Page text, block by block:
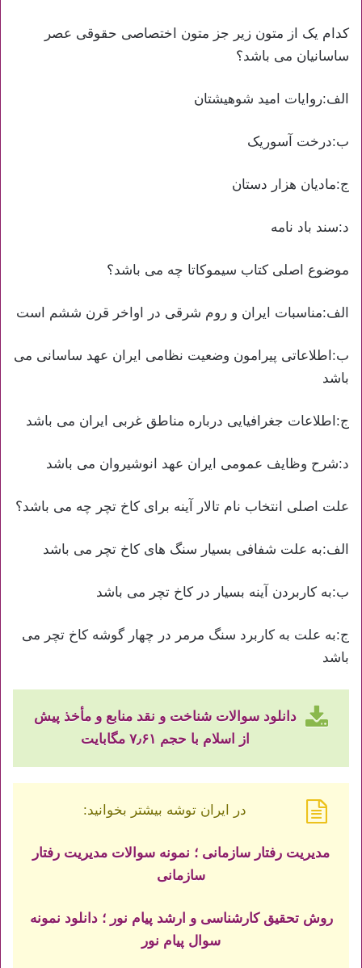
کدام یک از متون زیر جز متون اختصاصی حقوقی عصر
ساسانیان می باشد؟
الف:روایات امید شوهیشتان
ب:درخت آسوریک
ج:مادیان هزار دستان
د:سند باد نامه
موضوع اصلی کتاب سیموکاتا چه می باشد؟
الف:مناسبات ایران و روم شرقی در اواخر قرن ششم است
ب:اطلاعاتی پیرامون وضعیت نظامی ایران عهد ساسانی می
باشد
ج:اطلاعات جغرافیایی درباره مناطق غربی ایران می باشد
د:شرح وظایف عمومی ایران عهد انوشیروان می باشد
علت اصلی انتخاب نام تالار آینه برای کاخ تچر چه می باشد؟
الف:به علت شفافی بسیار سنگ های کاخ تچر می باشد
ب:به کاربردن آینه بسیار در کاخ تچر می باشد
ج:به علت به کاربرد سنگ مرمر در چهار گوشه کاخ تچر می
باشد
دانلود سوالات شناخت و نقد منابع و مأخذ پیش
از اسلام با حجم ۷٫۶۱ مگابایت
در ایران توشه بیشتر بخوانید:
مدیریت رفتار سازمانی ؛ نمونه سوالات مدیریت رفتار
سازمانی
روش تحقیق کارشناسی و ارشد پیام نور ؛ دانلود نمونه
سوال پیام نور